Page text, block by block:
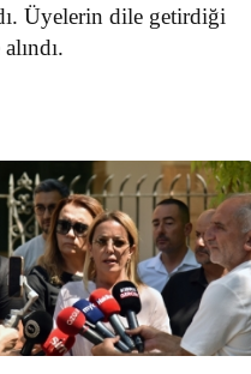
Üyelerin dile getirdiği